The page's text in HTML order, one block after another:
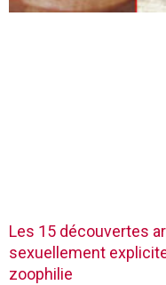
Les 15 découvertes
sexuellement
zoophilie